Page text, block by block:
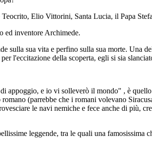
Elio Vittorini, Santa Lucia, il Papa
ed inventore Archimede.
sulla sua vita e perfino sulla sua morte.
l'eccitazione della scoperta, egli si sia
appoggio, e io vi solleverò il mondo" , è
(parrebbe che i romani volevano
le navi nemiche e fece anche di più,
leggende, tra le quali una